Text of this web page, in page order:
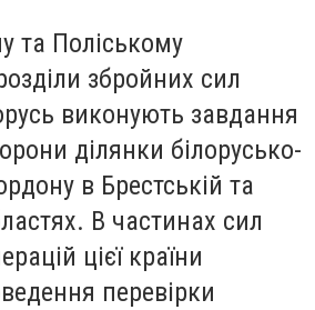
та Поліському
збройних сил
виконують завдання
ділянки білорусько-
в Брестській та
В частинах сил
цієї країни
перевірки